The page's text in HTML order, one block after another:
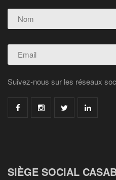
Suivez-nous sur les réseaux
SIÈGE SOCIAL